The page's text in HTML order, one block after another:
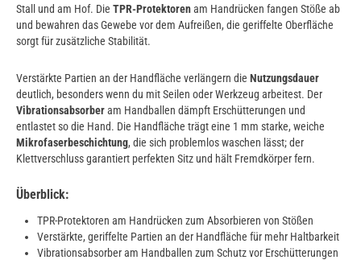
Stall und am Hof. Die TPR-Protektorenam Handrücken fangen Stöße ab
und bewahren das Gewebe vor dem Aufreißen, die geriffelte Oberfläche
sorgt für zusätzliche Stabilität.
Verstärkte Partien an der Handfläche verlängern die Nutzungsdauer
deutlich, besonders wenn du mit Seilen oder Werkzeug arbeitest. Der
Vibrationsabsorberam Handballen dämpft Erschütterungen und
entlastet so die Hand. Die Handfläche trägt eine 1 mm starke, weiche
Mikrofaserbeschichtung, die sich problemlos waschen lässt; der
Klettverschluss garantiert perfekten Sitz und hält Fremdkörper fern.
Überblick:
TPR-Protektoren am Handrücken zum Absorbieren von Stößen
Verstärkte, geriffelte Partien an der Handfläche für mehr Haltbarkeit
Vibrationsabsorber am Handballen zum Schutz vor Erschütterungen